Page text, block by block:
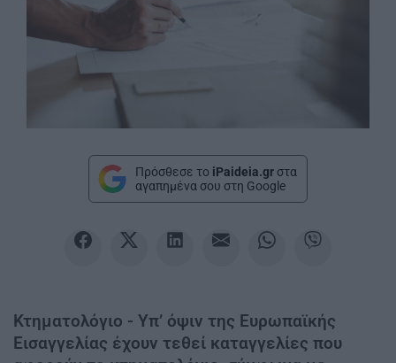
Πρόσθεσε το iPaideia.gr στα
αγαπημένα σου στη Google
Κτηματολόγιο - Υπ’ όψιν της Ευρωπαϊκής
Εισαγγελίας έχουν τεθεί καταγγελίες που